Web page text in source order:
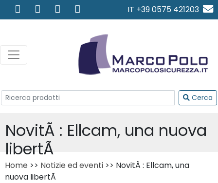
IT +39 0575 421203
Cerca
NovitÃ : Ellcam, una nuova
libertÃ
Home >> Notizie ed eventi >> NovitÃ : Ellcam, una
nuova libertÃ